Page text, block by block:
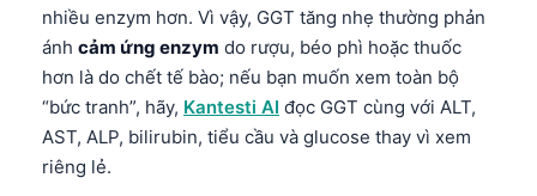
nhiều enzym hơn. Vì vậy, GGT tăng nhẹ thường phản
ánh cảm ứng enzym do rượu, béo phì hoặc thuốc
hơn là do chết tế bào; nếu bạn muốn xem toàn bộ
“bức tranh”, hãy, Kantesti AI đọc GGT cùng với ALT,
AST, ALP, bilirubin, tiểu cầu và glucose thay vì xem
riêng lẻ.